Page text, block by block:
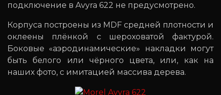
подключение в Avyra 622 не предусмотрено.
Корпуса построены из MDF средней плотности и
оклеены плёнкой с шероховатой фактурой.
Боковые «аэродинамические» накладки могут
быть белого или чёрного цвета, или, как на
наших фото, с имитацией массива дерева.